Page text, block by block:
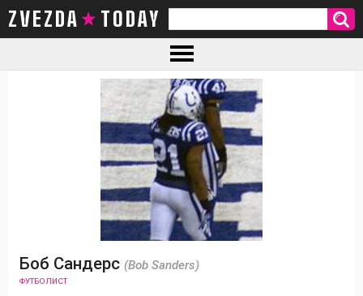
ZVEZDA TODAY
Боб Сандерс (Bob Sanders)
ФУТБОЛИСТ